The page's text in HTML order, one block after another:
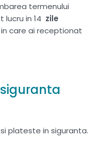
termenului
in 14 zile
care ai receptionat
plateste in siguranta.